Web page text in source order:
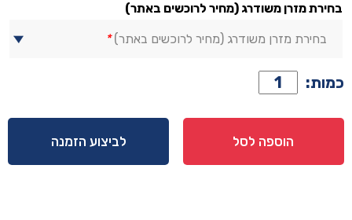
בחירת מזרן משודרג (מחיר לרוכשים באתר)
בחירת מזרן משודרג (מחיר לרוכשים באתר)*
כמות: כמות
של
מיטה
דגם
הוספה לסל לביצוע הזמנה